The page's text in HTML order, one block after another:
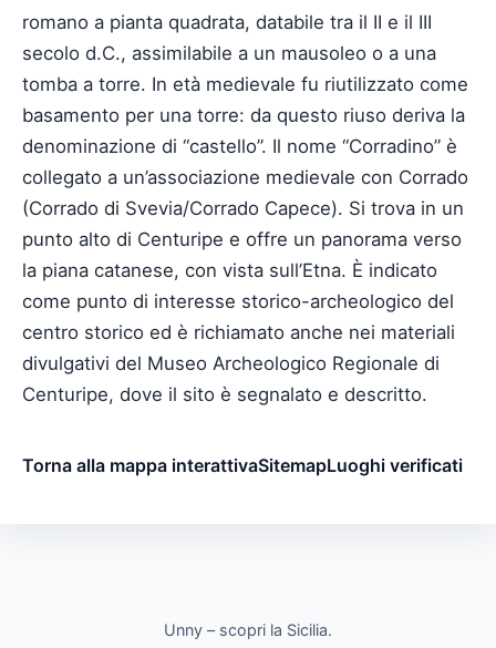
romano a pianta quadrata, databile tra il II e il III
secolo d.C., assimilabile a un mausoleo o a una
tomba a torre. In età medievale fu riutilizzato come
basamento per una torre: da questo riuso deriva la
denominazione di “castello”. Il nome “Corradino” è
collegato a un’associazione medievale con Corrado
(Corrado di Svevia/Corrado Capece). Si trova in un
punto alto di Centuripe e offre un panorama verso
la piana catanese, con vista sull’Etna. È indicato
come punto di interesse storico-archeologico del
centro storico ed è richiamato anche nei materiali
divulgativi del Museo Archeologico Regionale di
Centuripe, dove il sito è segnalato e descritto.
Torna alla mappa interattivaSitemapLuoghi verificati
Unny – scopri la Sicilia.